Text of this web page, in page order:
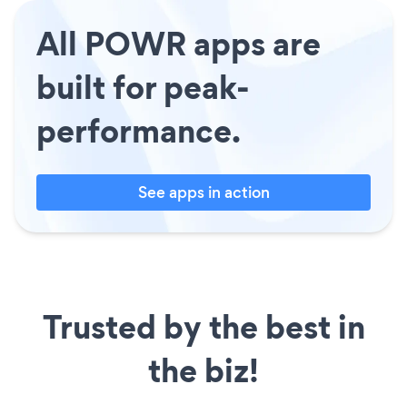
All POWR apps are
built for peak-
performance.
See apps in action
Trusted by the best in
the biz!